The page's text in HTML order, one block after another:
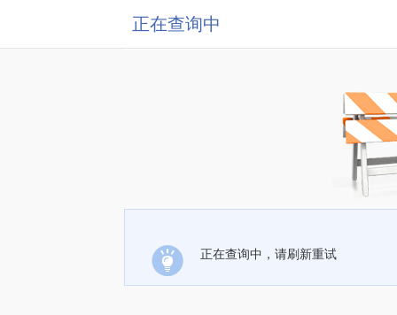
正在查询中
正在查询中，请刷新重试